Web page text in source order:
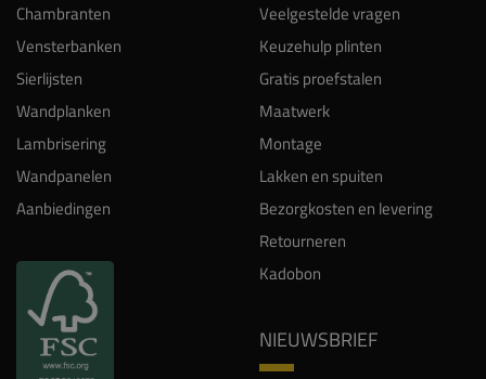
Chambranten
Vensterbanken
Sierlijsten
Wandplanken
Lambrisering
Wandpanelen
Aanbiedingen
Veelgestelde vragen
Keuzehulp plinten
Gratis proefstalen
Maatwerk
Montage
Lakken en spuiten
Bezorgkosten en levering
Retourneren
Kadobon
NIEUWSBRIEF